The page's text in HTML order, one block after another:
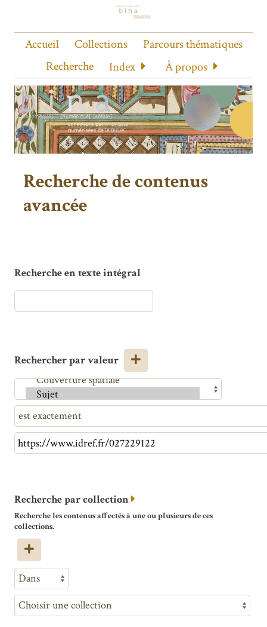
Accueil Collections
Parcours thématiques
Recherche
Index À propos
Recherche de contenus
avancée
Recherche en texte intégral
Rechercher par valeur
Recherche par collection
Recherche les contenus affectés à une ou plusieurs de ces
collections.